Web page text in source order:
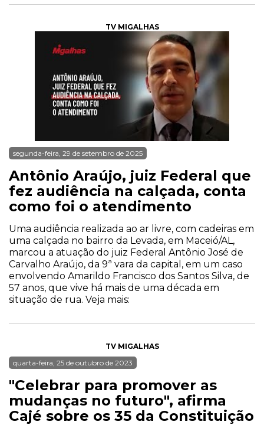
TV MIGALHAS
segunda-feira, 29 de setembro de 2025
Antônio Araújo, juiz Federal que
fez audiência na calçada, conta
como foi o atendimento
Uma audiência realizada ao ar livre, com cadeiras em
uma calçada no bairro da Levada, em Maceió/AL,
marcou a atuação do juiz Federal Antônio José de
Carvalho Araújo, da 9ª vara da capital, em um caso
envolvendo Amarildo Francisco dos Santos Silva, de
57 anos, que vive há mais de uma década em
situação de rua. Veja mais:
TV MIGALHAS
quarta-feira, 25 de outubro de 2023
"Celebrar para promover as
mudanças no futuro", afirma
Cajé sobre os 35 da Constituição